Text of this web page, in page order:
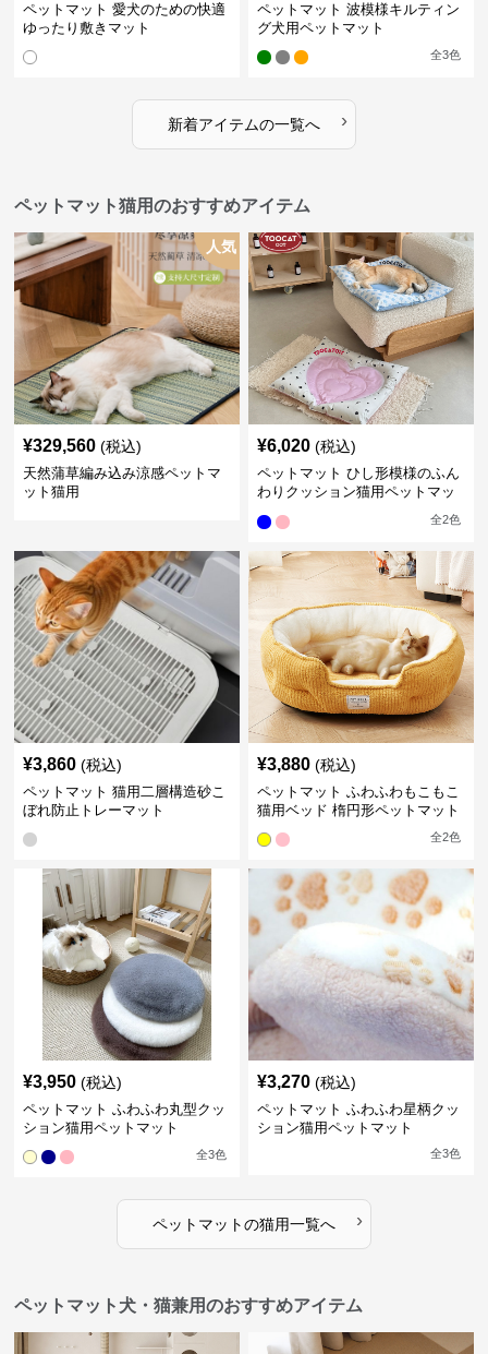
ペットマット 愛犬のための快適
ゆったり敷きマット
ペットマット 波模様キルティン
グ犬用ペットマット
全3色
新着アイテムの一覧へ ›
ペットマット猫用のおすすめアイテム
人気
¥329,560 (税込)
天然蒲草編み込み涼感ペットマ
ット猫用
¥6,020 (税込)
ペットマット ひし形模様のふん
わりクッション猫用ペットマッ
全2色
¥3,860 (税込)
ペットマット 猫用二層構造砂こ
ぼれ防止トレーマット
¥3,880 (税込)
ペットマット ふわふわもこもこ
猫用ベッド 楕円形ペットマット
全2色
¥3,950 (税込)
ペットマット ふわふわ丸型クッ
ション猫用ペットマット
全3色
¥3,270 (税込)
ペットマット ふわふわ星柄クッ
ション猫用ペットマット
全3色
ペットマットの猫用一覧へ ›
ペットマット犬・猫兼用のおすすめアイテム